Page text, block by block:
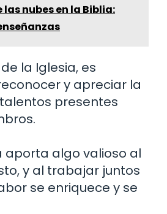
nubes en la Biblia:
la Iglesia, es
y apreciar la
presentes
aporta algo valioso al
y al trabajar juntos
se enriquece y se